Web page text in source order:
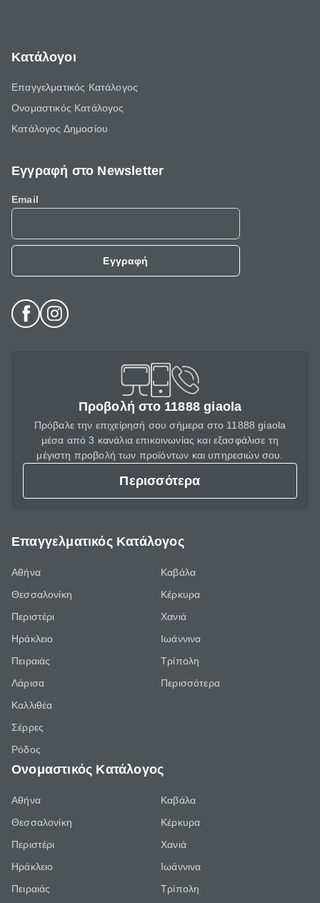
Κατάλογοι
Επαγγελματικός Κατάλογος
Ονομαστικός Κατάλογος
Κατάλογος Δημοσίου
Εγγραφή στο Newsletter
Email
Εγγραφή
Προβολή στο 11888 giaola
Πρόβαλε την επιχείρησή σου σήμερα στο 11888 giaola
μέσα από 3 κανάλια επικοινωνίας και εξασφάλισε τη
μέγιστη προβολή των προϊόντων και υπηρεσιών σου.
Περισσότερα
Επαγγελματικός Κατάλογος
Αθήνα
Θεσσαλονίκη
Περιστέρι
Ηράκλειο
Πειραιάς
Λάρισα
Καλλιθέα
Σέρρες
Ρόδος
Καβάλα
Κέρκυρα
Χανιά
Ιωάννινα
Τρίπολη
Περισσότερα
Ονομαστικός Κατάλογος
Αθήνα
Θεσσαλονίκη
Περιστέρι
Ηράκλειο
Πειραιάς
Καβάλα
Κέρκυρα
Χανιά
Ιωάννινα
Τρίπολη